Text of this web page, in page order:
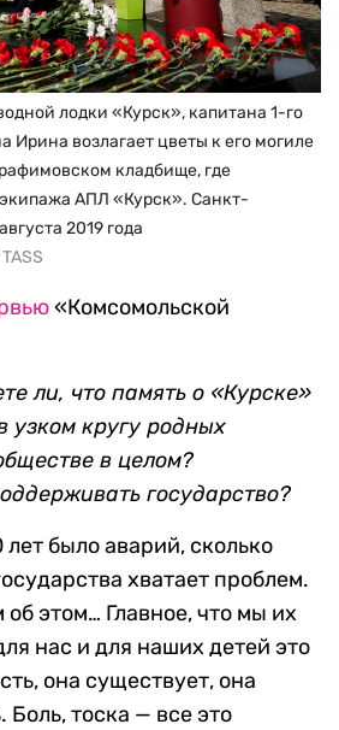
лодки «Курск», капитана 1-го
Ирина возлагает цветы к его могиле
кладбище, где
АПЛ «Курск». Санкт-
2019 года
«Комсомольской
ли, что память о «Курске»
узком кругу родных
в целом?
государство?
лет было аварий, сколько
хватает проблем.
этом… Главное, что мы их
нас и для наших детей это
она существует, она
Боль, тоска — все это